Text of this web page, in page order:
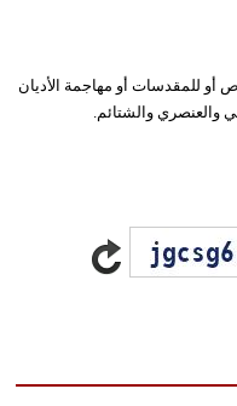
أو للمقدسات أو مهاجمة الأديان
والعنصري والشتائم.